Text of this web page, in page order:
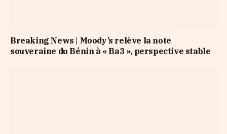
Breaking News | Moody’s relève la note
souveraine du Bénin à « Ba3 », perspective stable